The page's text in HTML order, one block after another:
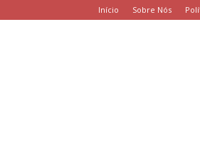
Início Sobre Nós